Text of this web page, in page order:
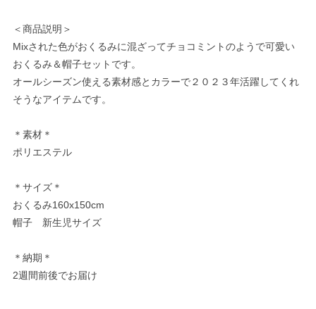
＜商品説明＞
Mixされた色がおくるみに混ざってチョコミントのようで可愛い
おくるみ＆帽子セットです。
オールシーズン使える素材感とカラーで２０２３年活躍してくれ
そうなアイテムです。
＊素材＊
ポリエステル
＊サイズ＊
おくるみ160x150cm
帽子 新生児サイズ
＊納期＊
2週間前後でお届け